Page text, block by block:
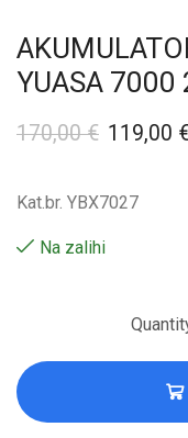
YUASA 7000
170,00€ 119,00
Kat.br. YBX7027
Na zalihi